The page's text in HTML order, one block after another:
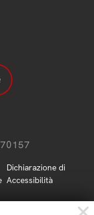
Dichiarazione di
Accessibilità